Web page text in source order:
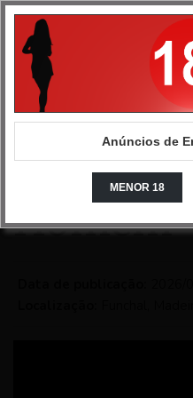
Anuncios Intimos - Site de
>Madeira >Mulheres >
>Mulher procura Homem
Mulher
Homem
Anúncios de
MENOR 18